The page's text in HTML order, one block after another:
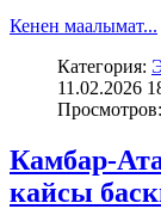
Кенен маалымат...
Категория:
11.02.2026
Камбар-
кайсы